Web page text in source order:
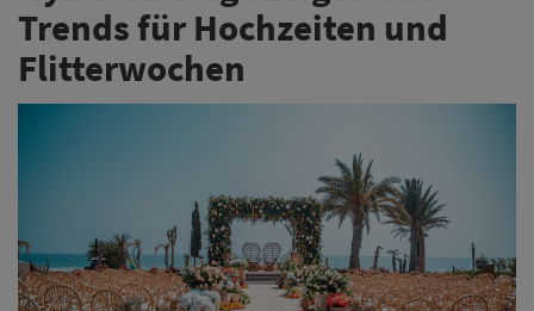
Trends für Hochzeiten und
Flitterwochen